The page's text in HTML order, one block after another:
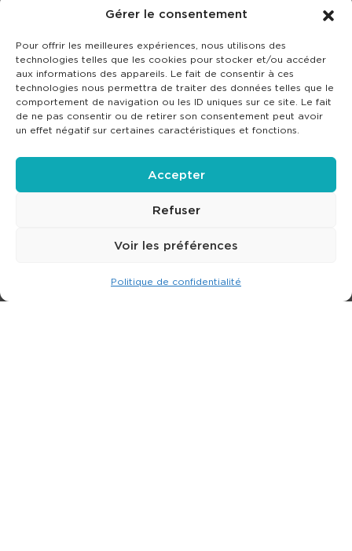
Gérer le consentement
Pour offrir les meilleures expériences, nous utilisons des
technologies telles que les cookies pour stocker et/ou accéder
aux informations des appareils. Le fait de consentir à ces
technologies nous permettra de traiter des données telles que le
comportement de navigation ou les ID uniques sur ce site. Le fait
de ne pas consentir ou de retirer son consentement peut avoir
un effet négatif sur certaines caractéristiques et fonctions.
Accepter
Refuser
Voir les préférences
Politique de confidentialité